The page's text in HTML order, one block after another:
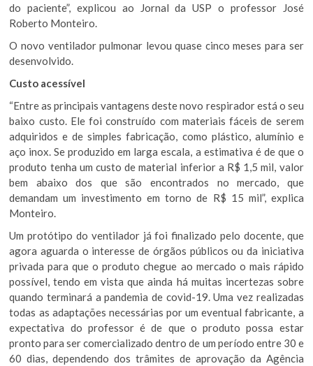
do paciente”, explicou ao Jornal da USP o professor José
Roberto Monteiro.
O novo ventilador pulmonar levou quase cinco meses para ser
desenvolvido.
Custo acessível
“Entre as principais vantagens deste novo respirador está o seu
baixo custo. Ele foi construído com materiais fáceis de serem
adquiridos e de simples fabricação, como plástico, alumínio e
aço inox. Se produzido em larga escala, a estimativa é de que o
produto tenha um custo de material inferior a R$ 1,5 mil, valor
bem abaixo dos que são encontrados no mercado, que
demandam um investimento em torno de R$ 15 mil”, explica
Monteiro.
Um protótipo do ventilador já foi finalizado pelo docente, que
agora aguarda o interesse de órgãos públicos ou da iniciativa
privada para que o produto chegue ao mercado o mais rápido
possível, tendo em vista que ainda há muitas incertezas sobre
quando terminará a pandemia de covid-19. Uma vez realizadas
todas as adaptações necessárias por um eventual fabricante, a
expectativa do professor é de que o produto possa estar
pronto para ser comercializado dentro de um período entre 30 e
60 dias, dependendo dos trâmites de aprovação da Agência